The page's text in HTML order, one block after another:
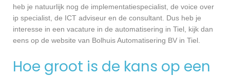
heb je natuurlijk nog de implementatiespecialist, de voice over
ip specialist, de ICT adviseur en de consultant. Dus heb je
interesse in een vacature in de automatisering in Tiel, kijk dan
eens op de website van Bolhuis Automatisering BV in Tiel.
Hoe groot is de kans op een